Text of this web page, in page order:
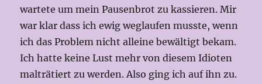
wartete um mein Pausenbrot zu kassieren. Mir
war klar dass ich ewig weglaufen musste, wenn
ich das Problem nicht alleine bewältigt bekam.
Ich hatte keine Lust mehr von diesem Idioten
malträtiert zu werden. Also ging ich auf ihn zu.